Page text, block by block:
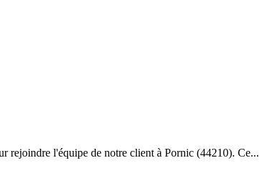
rejoindre l'équipe de notre client à Pornic (44210). Ce...